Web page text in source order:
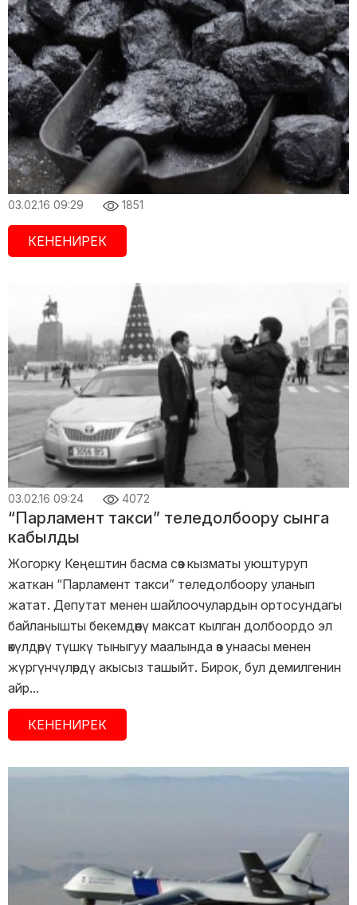
03.02.16 09:29 1851
КЕНЕНИРЕК
03.02.16 09:24 4072
“Парламент такси” теледолбоору сынга
кабылды
Жогорку Кеңештин басма сөз кызматы уюштуруп
жаткан “Парламент такси” теледолбоору уланып
жатат. Депутат менен шайлоочулардын ортосундагы
байланышты бекемдөөнү максат кылган долбоордо эл
өкүлдөрү түшкү тыныгуу маалында өз унаасы менен
жүргүнчүлөрдү акысыз ташыйт. Бирок, бул демилгенин
айр...
КЕНЕНИРЕК